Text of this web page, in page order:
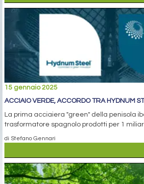
15 gennaio 2025
ACCIAIO VERDE, ACCORDO TRA HYDNUM
La prima acciaiera "green" della penisola
trasformatore spagnolo prodotti per 1
di Stefano Gennari